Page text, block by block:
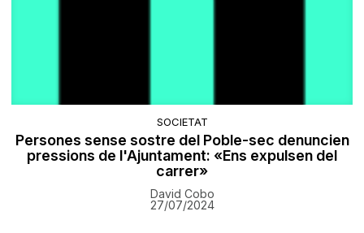
SOCIETAT
Persones sense sostre del Poble-sec denuncien
pressions de l'Ajuntament: «Ens expulsen del
carrer»
David Cobo
27/07/2024